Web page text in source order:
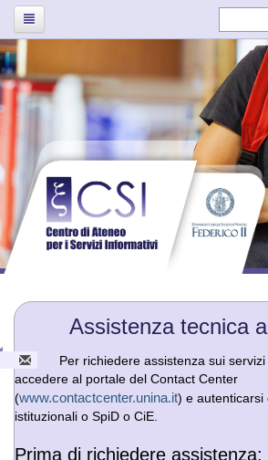
Assistenza tecnica
Per richiedere assistenza sui
accedere al portale del Contact Center
(www.contactcenter.unina.it) e autenticarsi
istituzionali o SpiD o CiE.
Prima di richiedere assistenza: